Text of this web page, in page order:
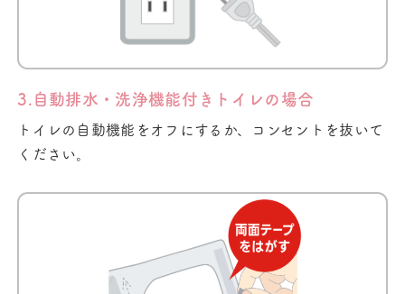
3.自動排水・洗浄機能付きトイレの場合
トイレの自動機能をオフにするか、コンセントを抜いて
ください。